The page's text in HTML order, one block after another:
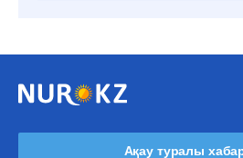
Ақау туралы